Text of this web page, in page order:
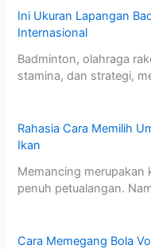
Ini Ukuran Lapangan
Internasional
Badminton, olahraga
stamina, dan strategi,
Rahasia Cara Memilih
Ikan
Memancing merupakan
penuh petualangan.
Cara Memegang Bola